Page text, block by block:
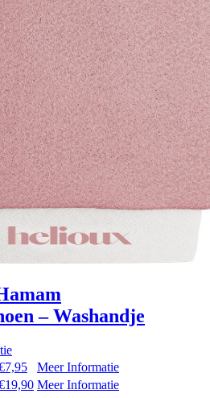
– Washandje
Meer Informatie
Meer Informatie